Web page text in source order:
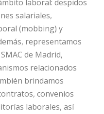
laboral: despidos
salariales,
(mobbing) y
representamos
de Madrid,
relacionados
brindamos
convenios
laborales, así